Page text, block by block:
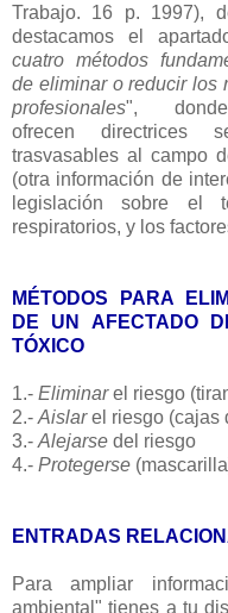
Trabajo. 16 p. 1997),
destacamos el
cuatro métodos
de eliminar o reducir los
profesionales",
ofrecen directrices
trasvasables al campo
(otra información de
legislación sobre el
respiratorios, y los
MÉTODOS PARA
DE UN AFECTADO
TÓXICO
1.- Eliminarel riesgo
2.- Aislarel riesgo (cajas
3.- Alejarse del riesgo
4.- Protegerse
ENTRADAS
Para ampliar
ambiental" tienes a tu